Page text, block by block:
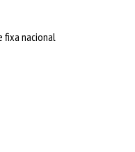
fixa nacional